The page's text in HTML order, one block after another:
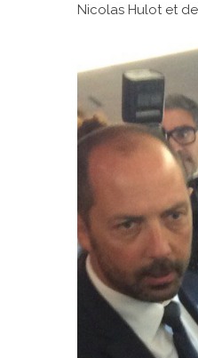
Nicolas Hulot et